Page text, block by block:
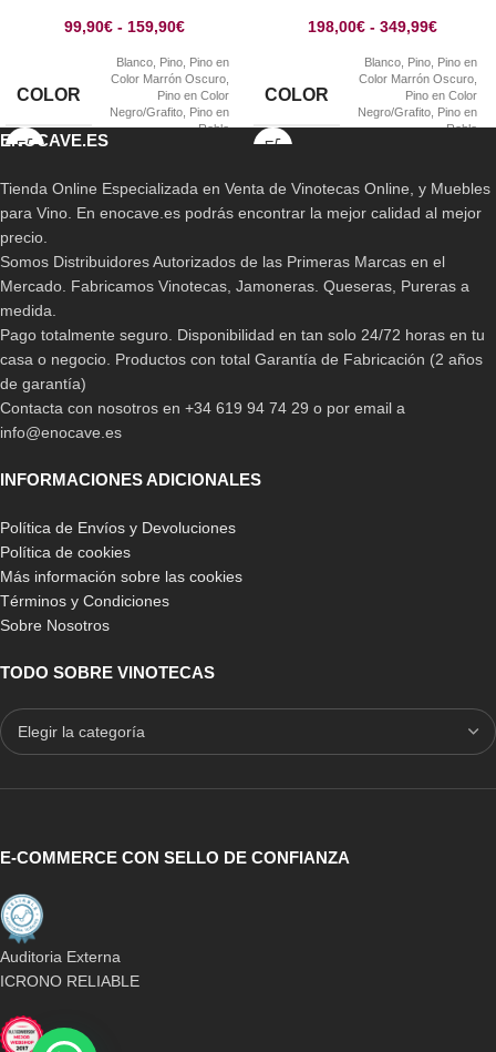
99,90€ - 159,90€
COLOR
Blanco Pino Pino en
Color Marrón Oscuro
Pino en Color
Negro/Grafito Pino en
Roble
198,00€ - 349,99€
COLOR
Blanco Pino Pino en
Color Marrón Oscuro
Pino en Color
Negro/Grafito Pino en
Roble
ENOCAVE.ES
Tienda Online Especializada en Venta de Vinotecas Online, y Muebles
para Vino. En enocave.es podrás encontrar la mejor calidad al mejor
precio.
Somos Distribuidores Autorizados de las Primeras Marcas en el
Mercado. Fabricamos Vinotecas, Jamoneras. Queseras, Pureras a
medida.
Pago totalmente seguro. Disponibilidad en tan solo 24/72 horas en tu
casa o negocio. Productos con total Garantía de Fabricación (2 años
de garantía)
Contacta con nosotros en +34 619 94 74 29 o por email a
info@enocave.es
INFORMACIONES ADICIONALES
Política de Envíos y Devoluciones
Política de cookies
Más información sobre las cookies
Términos y Condiciones
Sobre Nosotros
TODO SOBRE VINOTECAS
E-COMMERCE CON SELLO DE CONFIANZA
Auditoria Externa
ICRONO RELIABLE